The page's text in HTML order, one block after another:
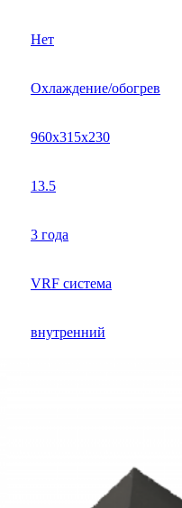
Нет
Охлаждение/обогрев
960x315x230
13.5
3 года
VRF система
внутренний